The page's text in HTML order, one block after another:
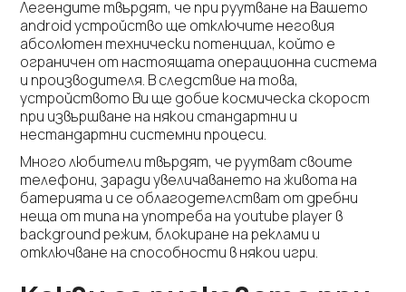
Легендите твърдят, че при руутване на Вашето
android устройство ще отключите неговия
абсолютен технически потенциал, който е
ограничен от настоящата операционна система
и производителя. В следствие на това,
устройството Ви ще добие космическа скорост
при извършване на някои стандартни и
нестандартни системни процеси.
Много любители твърдят, че руутват своите
телефони, заради увеличаването на живота на
батерията и се облагодетелстват от дребни
неща от типа на употреба на youtube player в
background режим, блокиране на реклами и
отключване на способности в някои игри.